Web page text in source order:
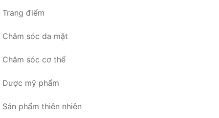
Trang điểm
Chăm sóc da mặt
Chăm sóc cơ thể
Dược mỹ phẩm
Sản phẩm thiên nhiên